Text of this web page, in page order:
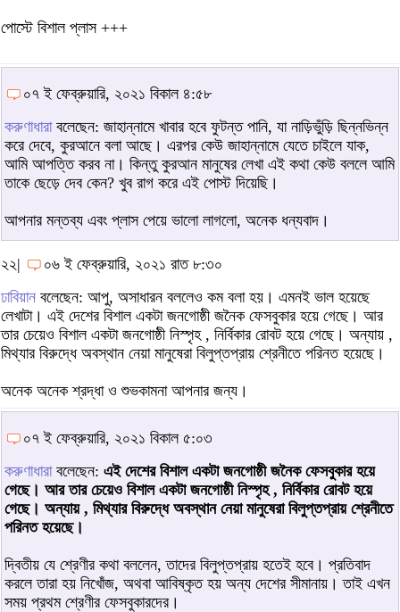
পোস্টে বিশাল প্লাস +++
০৭ ই ফেব্রুয়ারি, ২০২১ বিকাল ৪:৫৮
করুণাধারাবলেছেন: জাহান্নামে খাবার হবে ফুটন্ত পানি, যা নাড়িভুঁড়ি ছিন্নভিন্ন
করে দেবে, কুরআনে বলা আছে। এরপর কেউ জাহান্নামে যেতে চাইলে যাক,
আমি আপত্তি করব না। কিন্তু কুরআন মানুষের লেখা এই কথা কেউ বললে আমি
তাকে ছেড়ে দেব কেন? খুব রাগ করে এই পোস্ট দিয়েছি।
আপনার মন্তব্য এবং প্লাস পেয়ে ভালো লাগলো, অনেক ধন্যবাদ।
২২|
০৬ ই ফেব্রুয়ারি, ২০২১ রাত ৮:৩০
ঢাবিয়ান বলেছেন: আপু, অসাধারন বললেও কম বলা হয়। এমনই ভাল হয়েছে
লেখাটা। এই দেশের বিশাল একটা জনগোষ্ঠী জনৈক ফেসবুকার হয়ে গেছে। আর
তার চেয়েও বিশাল একটা জনগোষ্ঠী নিস্পৃহ , নির্বিকার রোবট হয়ে গেছে। অন্যায় ,
মিথ্যার বিরুদ্ধে অবস্থান নেয়া মানুষেরা বিলুপ্তপ্রায় শ্রেনীতে পরিনত হয়েছে।
অনেক অনেক শ্রদ্ধা ও শুভকামনা আপনার জন্য।
০৭ ই ফেব্রুয়ারি, ২০২১ বিকাল ৫:০৩
করুণাধারাবলেছেন: এই দেশের বিশাল একটা জনগোষ্ঠী জনৈক ফেসবুকার হয়ে
গেছে। আর তার চেয়েও বিশাল একটা জনগোষ্ঠী নিস্পৃহ , নির্বিকার রোবট হয়ে
গেছে। অন্যায় , মিথ্যার বিরুদ্ধে অবস্থান নেয়া মানুষেরা বিলুপ্তপ্রায় শ্রেনীতে
পরিনত হয়েছে।
দ্বিতীয় যে শ্রেণীর কথা বললেন, তাদের বিলুপ্তপ্রায় হতেই হবে। প্রতিবাদ
করলে তারা হয় নিখোঁজ, অথবা আবিষ্কৃত হয় অন্য দেশের সীমানায়। তাই এখন
সময় প্রথম শ্রেণীর ফেসবুকারদের।